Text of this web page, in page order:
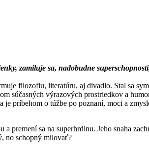
zamiluje sa, nadobudne
filozofiu, literatúru, aj divadlo. Stal sa
súčasných výrazových prostriedkov a
príbehom o túžbe po poznaní, moci a
premení sa na superhrdinu. Jeho snaha
no schopný milovať?